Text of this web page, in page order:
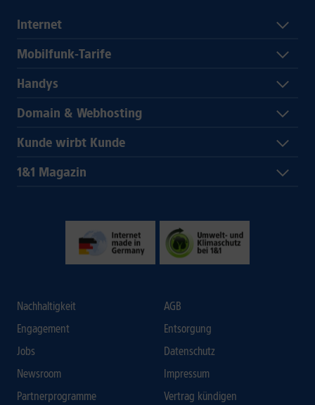
Internet
Mobilfunk-Tarife
Handys
Domain & Webhosting
Kunde wirbt Kunde
1&1 Magazin
Nachhaltigkeit
Engagement
Jobs
Newsroom
Partnerprogramme
AGB
Entsorgung
Datenschutz
Impressum
Vertrag kündigen